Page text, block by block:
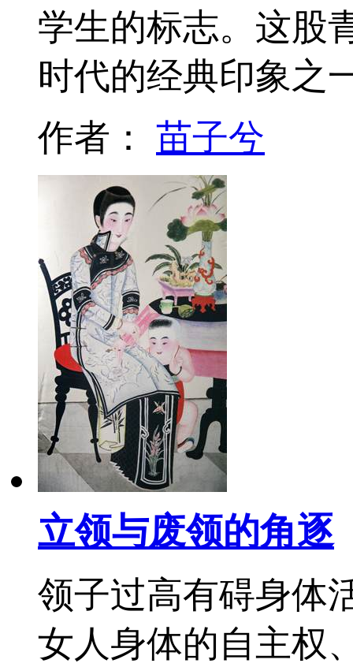
学生的标志。这股
时代的经典印象之
作者： 苗子兮
立领与废领的角逐
领子过高有碍身体
女人身体的自主权